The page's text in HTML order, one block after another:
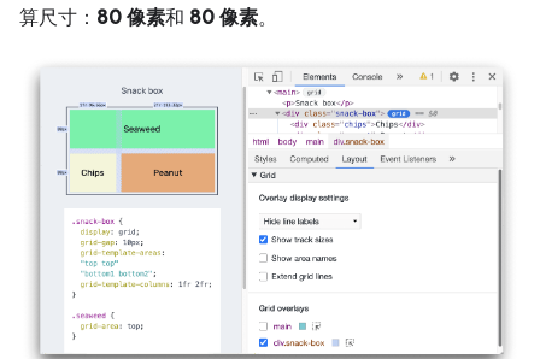
算尺寸： 80 像素和 80 像素。